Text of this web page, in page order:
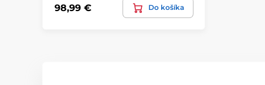
98,99 € Do košíka